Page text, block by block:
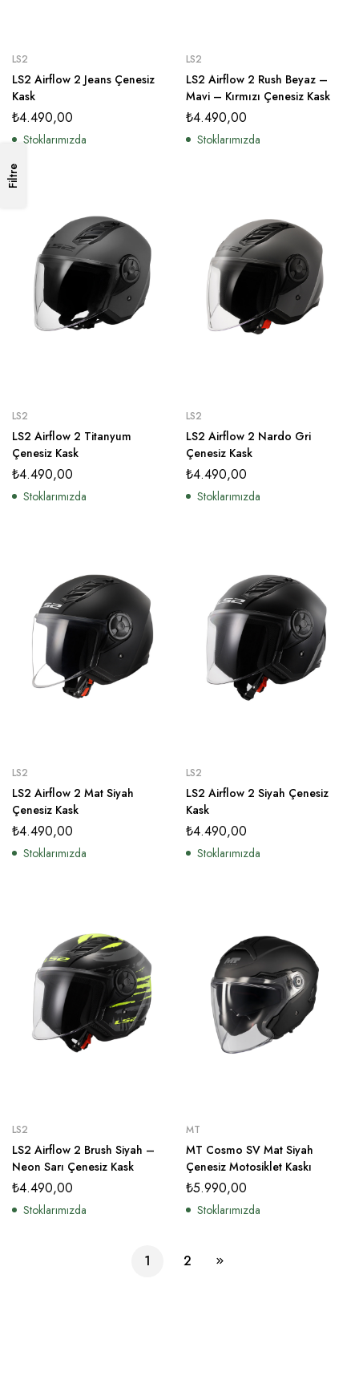
Filtre
LS2
LS2 Airflow 2 Jeans Çenesiz
Kask
₺4.490,00
Stoklarımızda
LS2
LS2 Airflow 2 Rush Beyaz –
Mavi – Kırmızı Çenesiz Kask
₺4.490,00
Stoklarımızda
LS2
LS2 Airflow 2 Titanyum
Çenesiz Kask
₺4.490,00
Stoklarımızda
LS2
LS2 Airflow 2 Nardo Gri
Çenesiz Kask
₺4.490,00
Stoklarımızda
LS2
LS2 Airflow 2 Mat Siyah
Çenesiz Kask
₺4.490,00
Stoklarımızda
LS2
LS2 Airflow 2 Siyah Çenesiz
Kask
₺4.490,00
Stoklarımızda
LS2
LS2 Airflow 2 Brush Siyah –
Neon Sarı Çenesiz Kask
₺4.490,00
Stoklarımızda
MT
MT Cosmo SV Mat Siyah
Çenesiz Motosiklet Kaskı
₺5.990,00
Stoklarımızda
1 2